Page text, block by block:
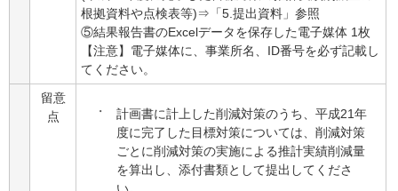
根拠資料や点検表等)⇒「5.提出資料」参照
⑤結果報告書のExcelデータを保存した電子媒体 1枚
【注意】電子媒体に、事業所名、ID番号を必ず記載し
てください。
留意
点
計画書に計上した削減対策のうち、平成21年
度に完了した目標対策については、削減対策
ごとに削減対策の実施による推計実績削減量
を算出し、添付書類として提出してくださ
い。